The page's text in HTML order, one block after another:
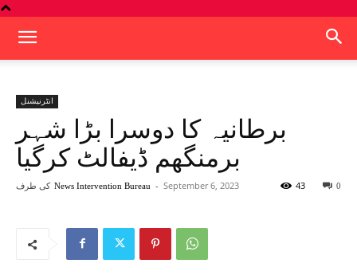
انٹرنیشنل
برطانیہ کا دوسرا بڑا شہر
برمنگھم ڈیفالٹ کرگیا
کی طرف News Intervention Bureau - September 6, 2023 0
43